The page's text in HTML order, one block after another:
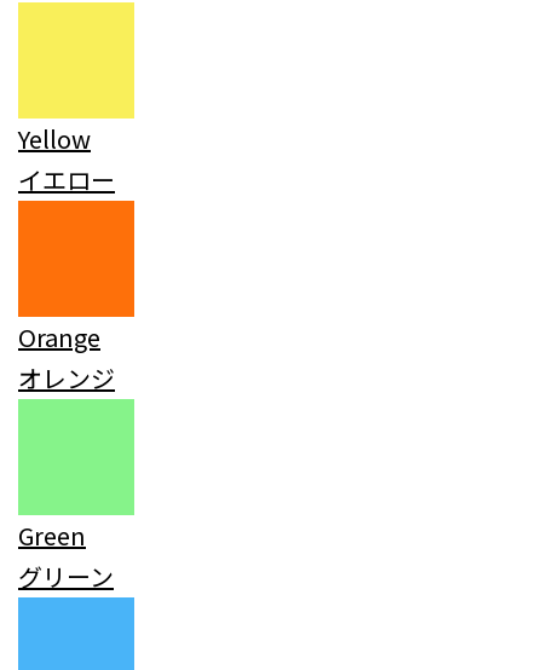
Yellow
イエロー
Orange
オレンジ
Green
グリーン